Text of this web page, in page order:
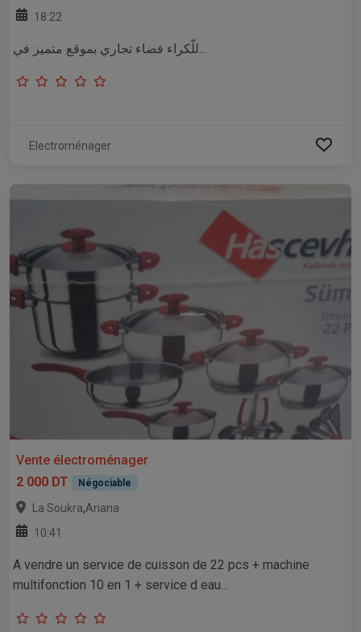
18:22
Electroménager
Vente électroménager
2 000 DT
Négociable
La Soukra,Ariana
10:41
A vendre un service de cuisson de 22 pcs + machine
multifonction 10 en 1 + service d eau...